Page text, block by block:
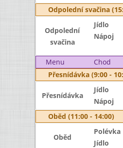
Odpolední svačina
Odpolední
svačina
Jídlo
Nápoj
Menu Chod
Přesnídávka (9:00 -
Přesnídávka
Jídlo
Nápoj
Oběd (11:00 - 14:00)
Oběd
Polévka
Jídlo